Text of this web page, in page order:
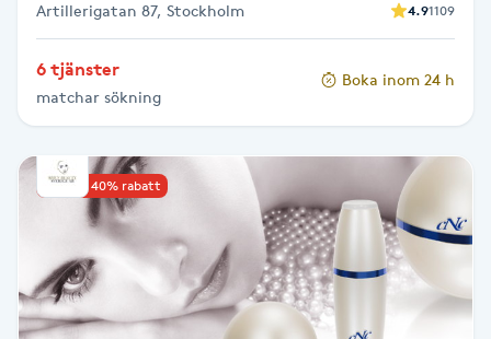
Fet hårbotten
Fettreducering
Fillers
Fotmassage
Fotsvamp
Artillerigatan 87, Stockholm 4.91109
6 tjänster
matchar sökning
Boka inom 24 h
Upp till 40% rabatt